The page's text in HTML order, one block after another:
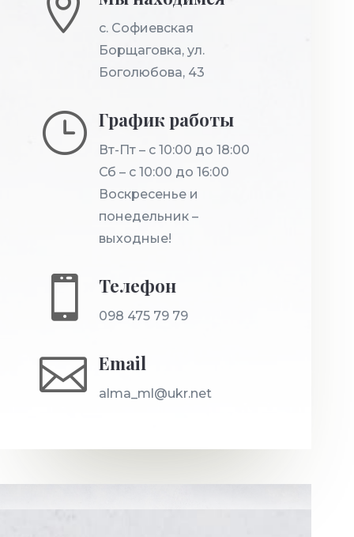
с. Софиевская
Борщаговка, ул.
Боголюбова, 43
} График работы
Вт-Пт – с 10:00 до 18:00
Сб – с 10:00 до 16:00
Воскресенье и
понедельник –
выходные!
 Телефон
098 475 79 79
 Email
alma_ml@ukr.net